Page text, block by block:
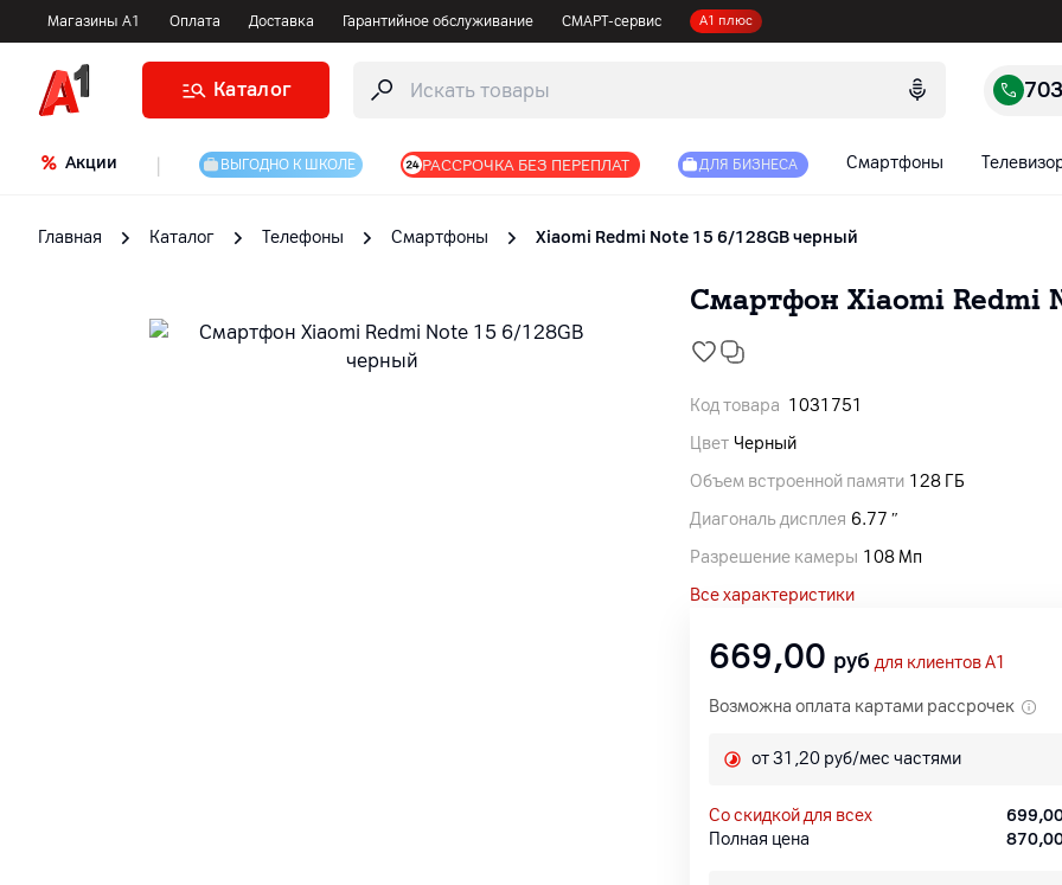
Магазины А1 Оплата Доставка Гарантийное обслуживание СМАРТ-сервис А1 плюс
Каталог
Акции ВЫГОДНО К ШКОЛЕ РАССРОЧКА БЕЗ ПЕРЕПЛАТ ДЛЯ БИЗНЕСА Смартфоны
Главная Каталог Телефоны Смартфоны Xiaomi Redmi Note 15 6/128GB черный
Смартфон Xiaomi Redmi
Код товара 1031751
Цвет Черный
Объем встроенной памяти 128 ГБ
Диагональ дисплея 6.77 ″
Разрешение камеры 108 Мп
Все характеристики
669,00 руб для клиентов A1
Возможна оплата картами рассрочек
от 31,20 руб/мес частями
со скидкой для всех
Полная цена